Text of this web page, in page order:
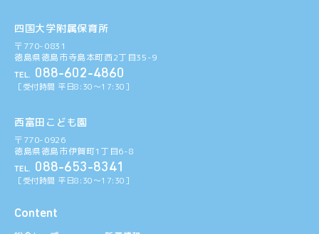
Content
四国大学附属保育所
〒770-0831
徳島県徳島市寺島本町西2丁目35-9
TEL. 088-602-4860
［受付時間 平日8:30〜17:30］
西富田こども園
〒770-0926
徳島県徳島市伊賀町1丁目6-8
TEL. 088-653-8341
［受付時間 平日8:30〜17:30］